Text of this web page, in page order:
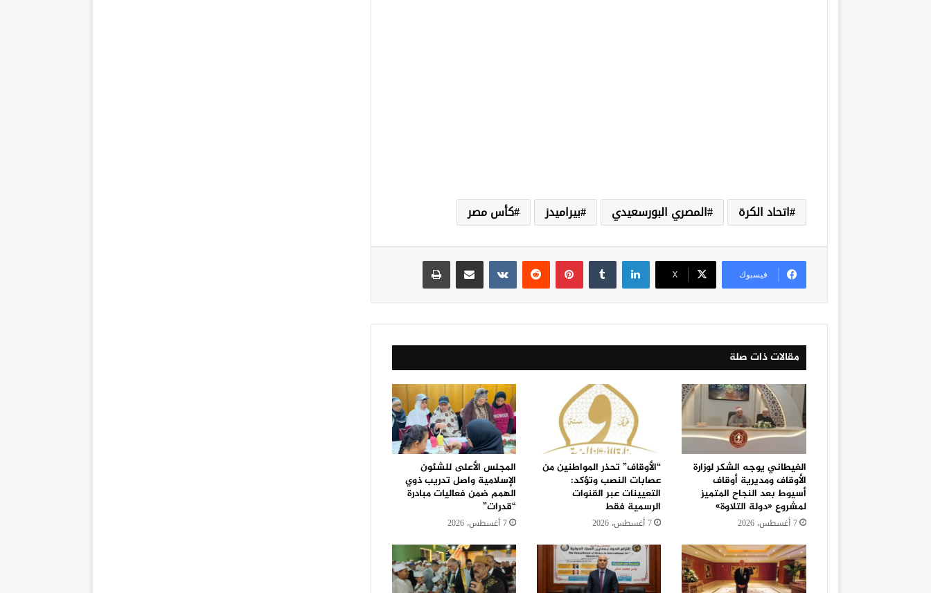
اتحاد الكرة المصري البورسعيدي بيراميدز كأس مصر
فيسبوك ‫X
لينكدإن بينتيريست
مقالات ذات صلة
الغيطاني يوجه الشكر لوزارة
الأوقاف ومديرية أوقاف
أسيوط بعد النجاح المتميز
لمشروع «دولة التلاوة»
7 أغسطس، 2026
“الأوقاف” تحذر المواطنين من
عصابات النصب وتؤكد:
التعيينات عبر القنوات
الرسمية فقط
7 أغسطس، 2026
المجلس الأعلى للشئون
الإسلامية واصل تدريب ذوي
الهمم ضمن فعاليات مبادرة
“قدرات”
7 أغسطس، 2026